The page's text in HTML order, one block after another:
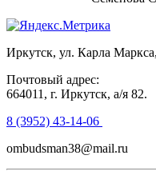
Иркутск, ул. Карла
Почтовый адрес:
664011, г. Иркутск, а/я 82.
8 (3952) 43-14-06
ombudsman38@mail.ru